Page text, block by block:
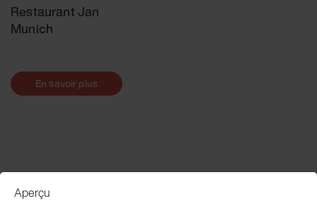
Restaurant Jan
Munich
En savoir plus
Aperçu